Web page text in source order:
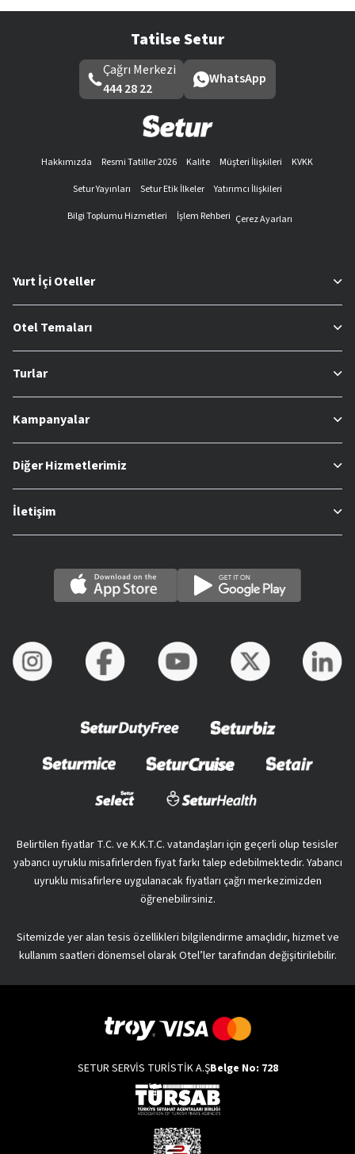
Tatilse Setur
Çağrı Merkezi
444 28 22
WhatsApp
Hakkımızda Resmi Tatiller 2026 Kalite Müşteri İlişkileri
KVKK
Setur Yayınları
Setur Etik İlkeler
Yatırımcı İlişkileri
Bilgi Toplumu Hizmetleri
İşlem Rehberi Çerez Ayarları
Yurt İçi Oteller
Otel Temaları
Turlar
Kampanyalar
Diğer Hizmetlerimiz
İletişim
Belirtilen fiyatlar T.C. ve K.K.T.C. vatandaşları için geçerli olup tesisler
yabancı uyruklu misafirlerden fiyat farkı talep edebilmektedir. Yabancı
uyruklu misafirlere uygulanacak fiyatları çağrı merkezimizden
öğrenebilirsiniz.
Sitemizde yer alan tesis özellikleri bilgilendirme amaçlıdır, hizmet ve
kullanım saatleri dönemsel olarak Otel’ler tarafından değişitirilebilir.
SETUR SERVİS TURİSTİK A.ŞBelge No: 728